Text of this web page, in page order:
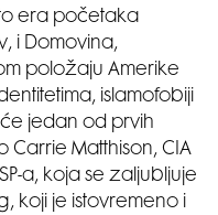
era početaka
i Domovina,
položaju Amerike
islamofobiji
će jedan od prvih
Carrie Matthison, CIA
a, koja se zaljubljuje
koji je istovremeno i